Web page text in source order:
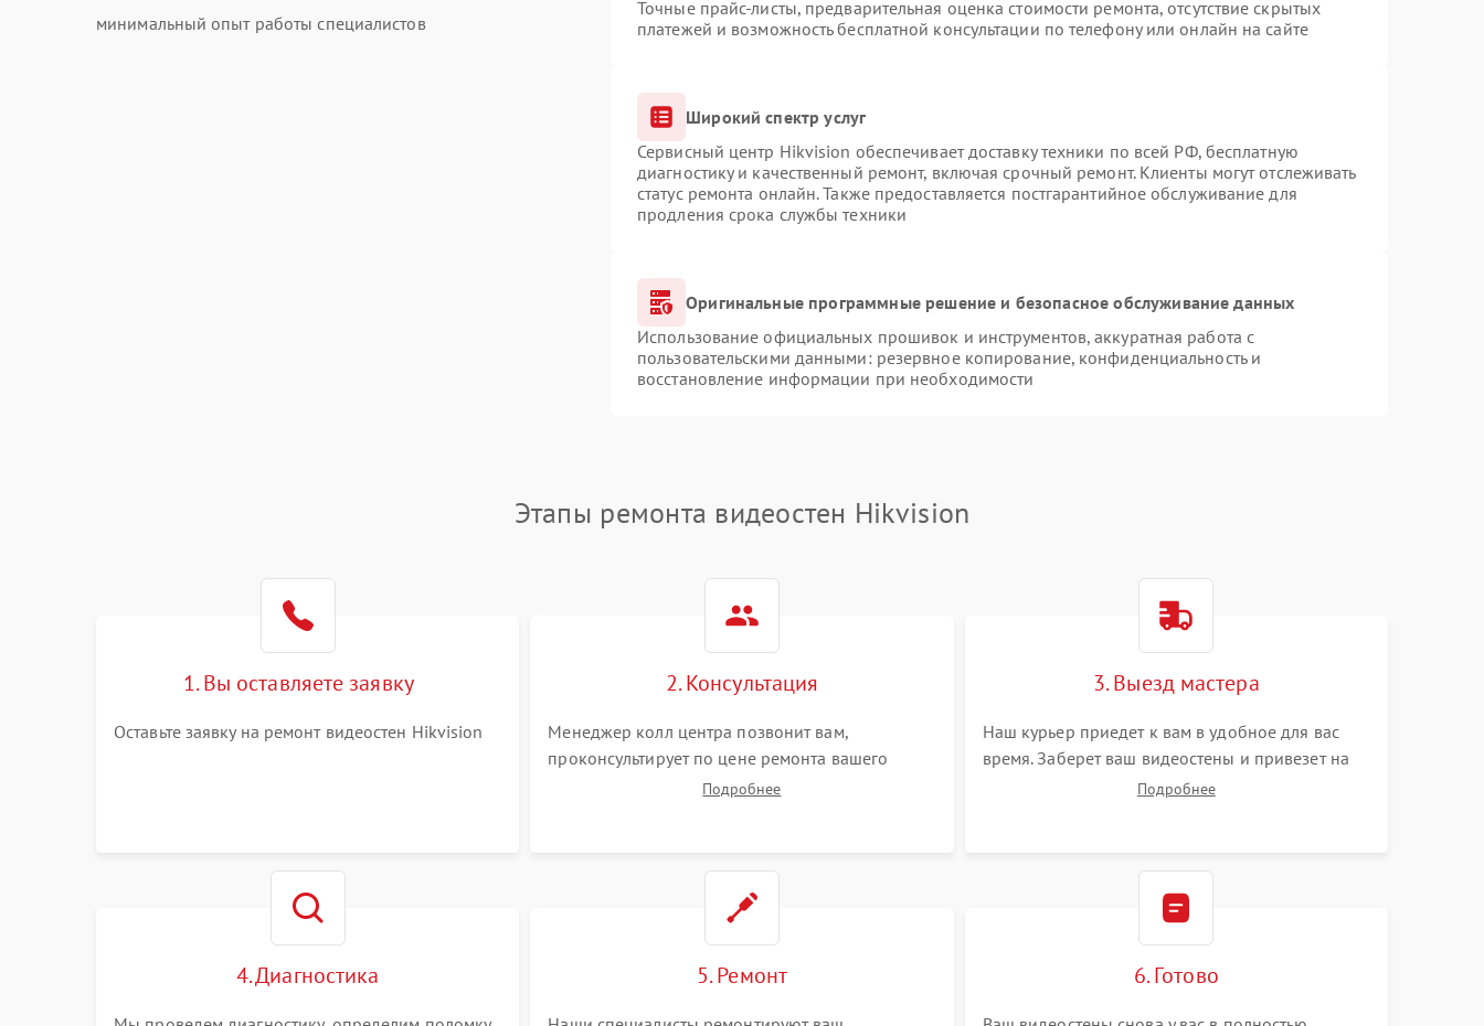
минимальный опыт работы специалистов
Точные прайс-листы, предварительная оценка стоимости ремонта, отсутствие скрытых
платежей и возможность бесплатной консультации по телефону или онлайн на сайте
Широкий спектр услуг
Сервисный центр Hikvision обеспечивает доставку техники по всей РФ, бесплатную
диагностику и качественный ремонт, включая срочный ремонт. Клиенты могут отслеживать
статус ремонта онлайн. Также предоставляется постгарантийное обслуживание для
продления срока службы техники
Оригинальные программные решение и безопасное обслуживание данных
Использование официальных прошивок и инструментов, аккуратная работа с
пользовательскими данными: резервное копирование, конфиденциальность и
восстановление информации при необходимости
Этапы ремонта видеостен Hikvision
1. Вы оставляете заявку
Оставьте заявку на ремонт видеостен Hikvision
2. Консультация
Менеджер колл центра позвонит вам,
проконсультирует по цене ремонта вашего
видеостен а также ответит на все ваши вопросы.
Подробнее
3. Выезд мастера
Наш курьер приедет к вам в удобное для вас
время. Заберет ваш видеостены и привезет на
склад для диагностики.Подробнее
4. Диагностика 5. Ремонт 6. Готово